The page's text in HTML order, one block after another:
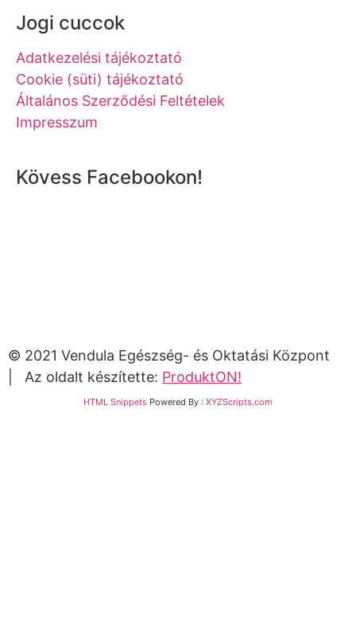
Jogi cuccok
Adatkezelési tájékoztató
Cookie (süti) tájékoztató
Általános Szerződési Feltételek
Impresszum
Kövess Facebookon!
© 2021 Vendula Egészség- és Oktatási Központ
| Az oldalt készítette: ProduktON!
HTML Snippets Powered By : XYZScripts.com